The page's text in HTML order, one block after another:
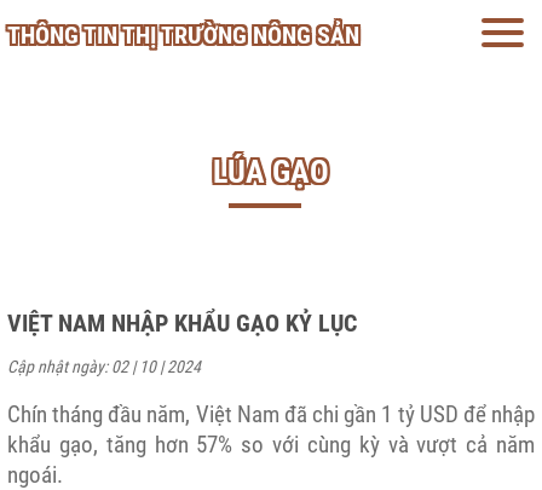
THÔNG TIN THỊ TRƯỜNG NÔNG SẢN
LÚA GẠO
VIỆT NAM NHẬP KHẨU GẠO KỶ LỤC
Cập nhật ngày: 02 | 10 | 2024
Chín tháng đầu năm, Việt Nam đã chi gần 1 tỷ USD để nhập
khẩu gạo, tăng hơn 57% so với cùng kỳ và vượt cả năm
ngoái.